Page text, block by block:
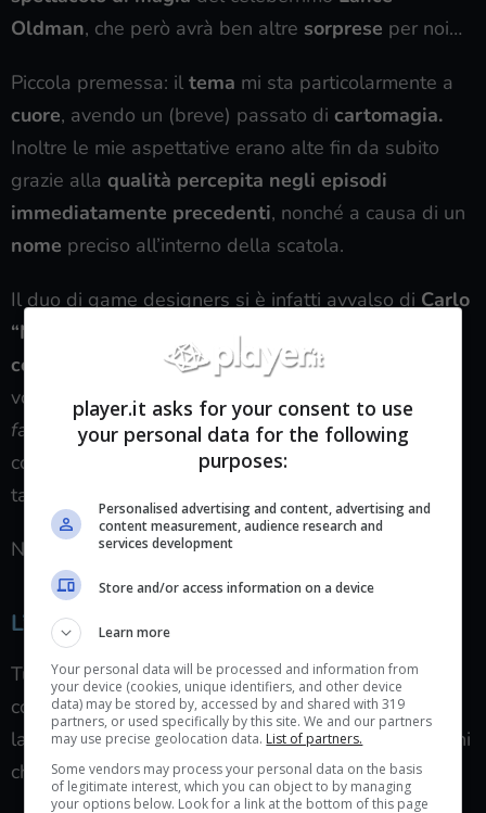
Oldman, che però avrà ben altre sorprese per noi…
Piccola premessa: il tema mi sta particolarmente a
cuore, avendo un (breve) passato di cartomagia.
Inoltre le mie aspettative erano alte fin da subito
grazie alla qualità percepita negli episodi
immediatamente precedenti, nonché a causa di un
nome preciso all’interno della scatola.
Il duo di game designers si è infatti avvalso di Carlo
“Mago Charlie” Emanuele Lanzavecchia
consulente
“magico”. Ungame designer
volta –
di tutto rispetto qualità
fact
– mioex datore di lavoroper motivi
completamente estranei alla magia o ai giochi da
tavolo.
Non venite quindi a dire che mi sto
L’effetto sopresa
Tutta l’esperienza gira attorno aicolpi di scena
come ègiusto che sia! La magia deveaffascinare
lasciare a bocca aperta, portare in luoghi e situazioni
che non si sarebbero mai immaginati.
player.it asks for your consent to use
your personal data for the following
purposes:
Personalised advertising and content, advertising and
content measurement, audience research and
services development
Store and/or access information on a device
Learn more
Your personal data will be processed and information from
your device (cookies, unique identifiers, and other device
data) may be stored by, accessed by and shared with 319
partners, or used specifically by this site. We and our partners
may use precise geolocation data. List of partners.
Some vendors may process your personal data on the basis
of legitimate interest, which you can object to by managing
your options below. Look for a link at the bottom of this page